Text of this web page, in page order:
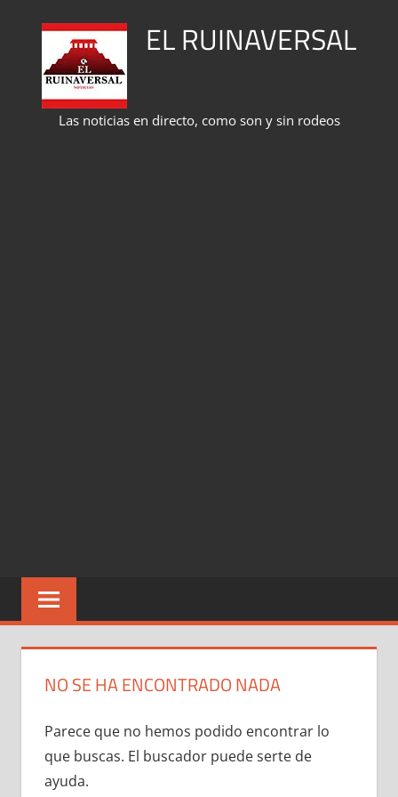
contenido
EL RUINAVERSAL
Las noticias en directo, como son y sin rodeos
NO SE HA ENCONTRADO NADA
Parece que no hemos podido encontrar lo
que buscas. El buscador puede serte de
ayuda.